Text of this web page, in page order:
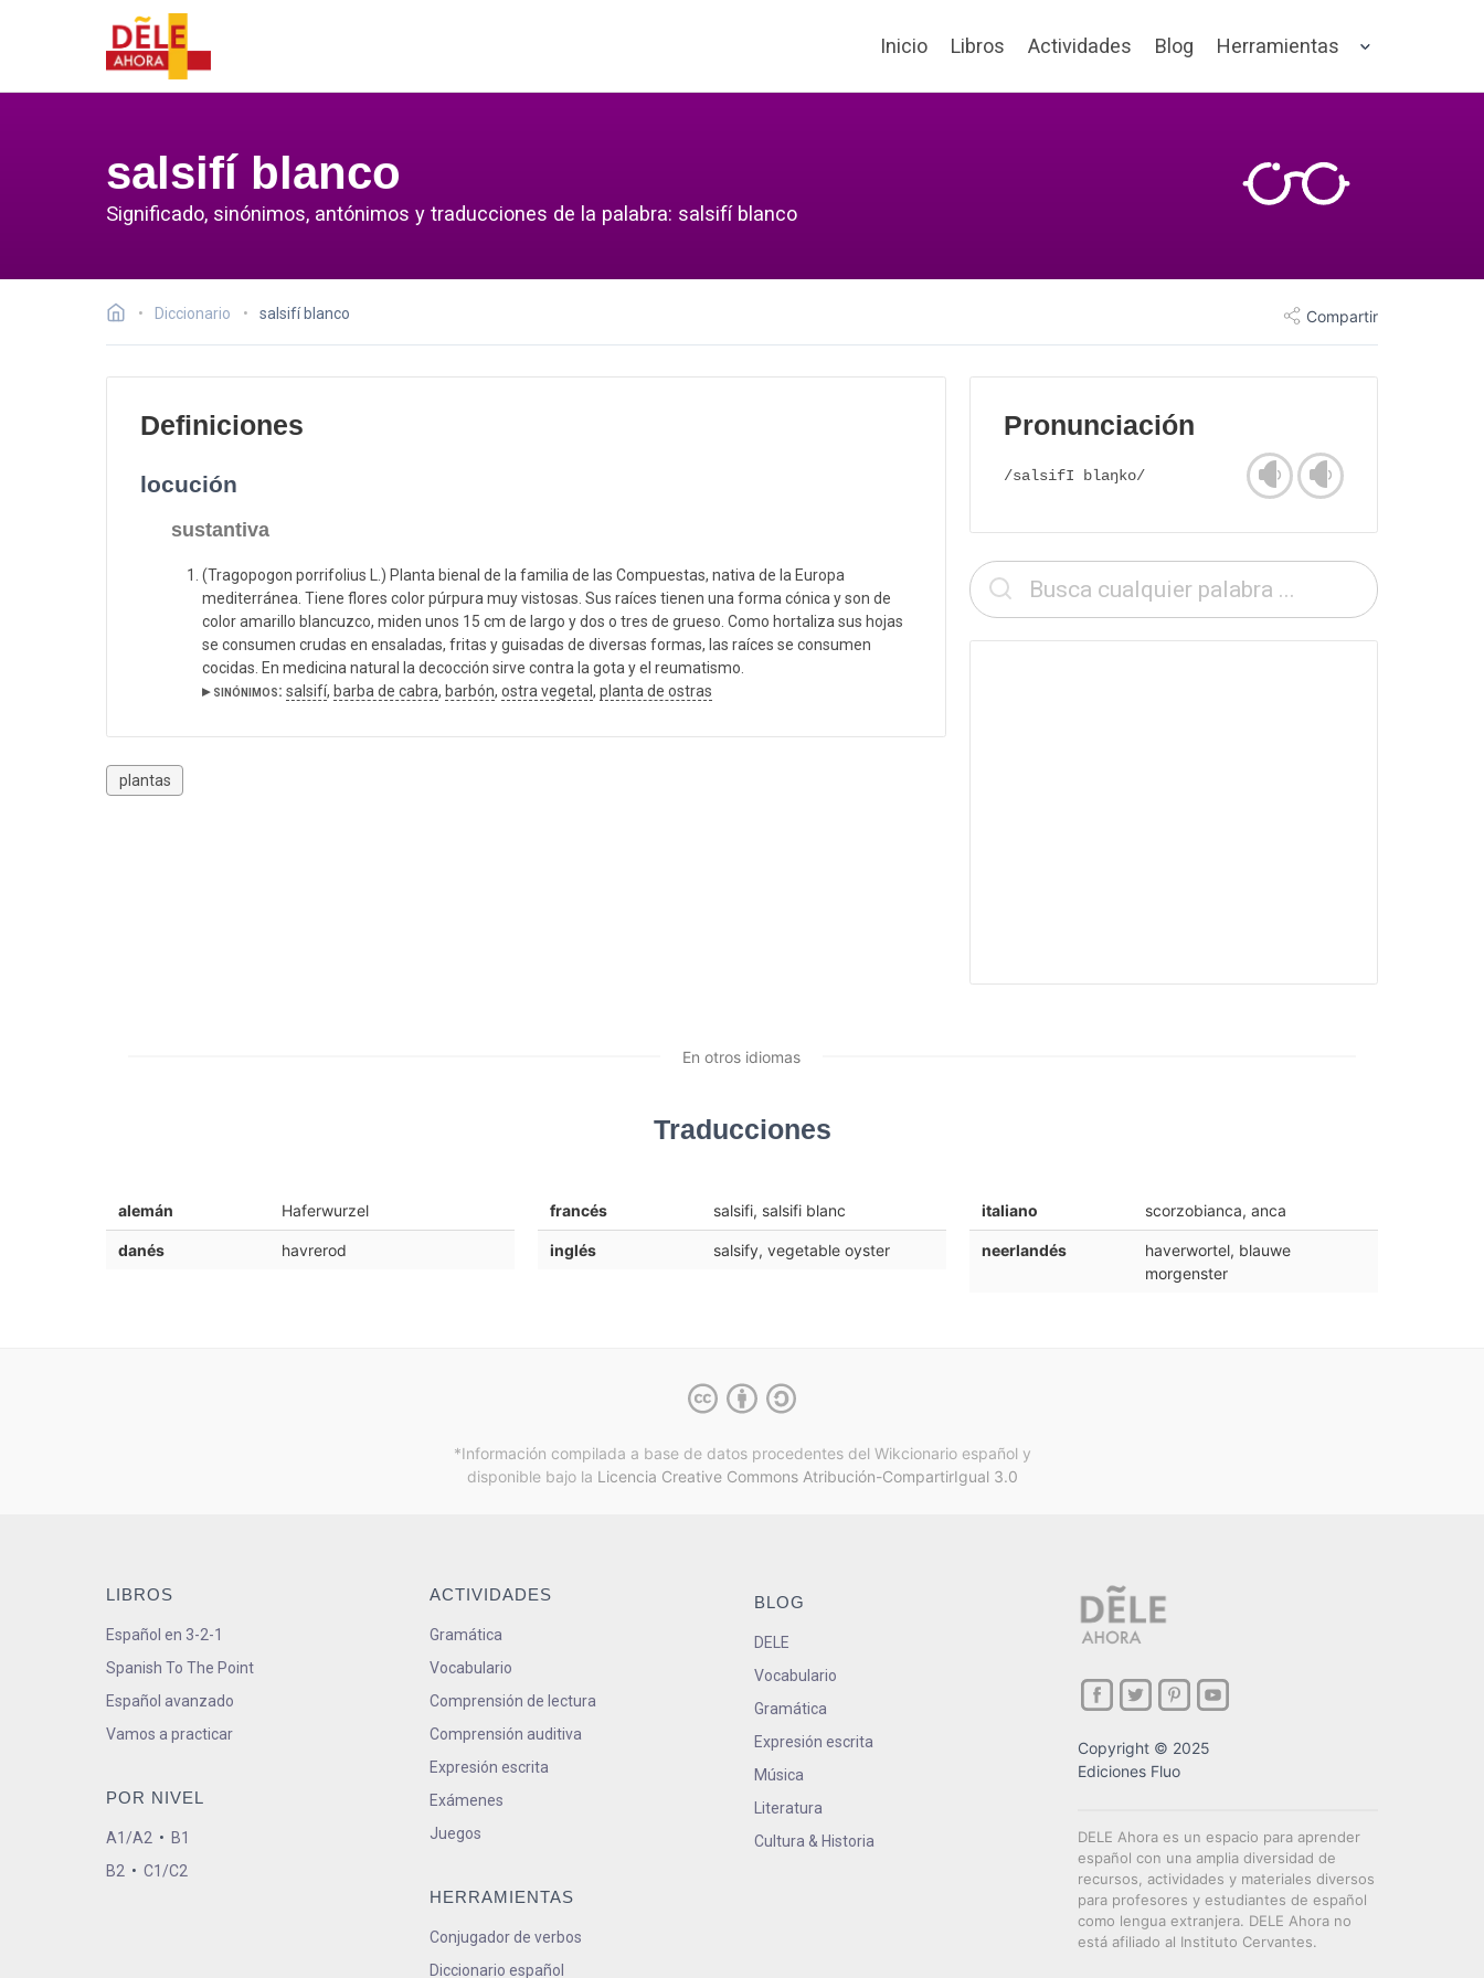
Inicio Libros Actividades Blog Herramientas
salsifí blanco
Significado, sinónimos, antónimos y traducciones de la palabra: salsifí blanco
Diccionario salsifí blanco Compartir
Definiciones
locución
sustantiva
(Tragopogon porrifolius L.) Planta bienal de la familia de las Compuestas, nativa de la Europa
mediterránea. Tiene flores color púrpura muy vistosas. Sus raíces tienen una forma cónica y son de
color amarillo blancuzco, miden unos 15 cm de largo y dos o tres de grueso. Como hortaliza sus hojas
se consumen crudas en ensaladas, fritas y guisadas de diversas formas, las raíces se consumen
cocidas. En medicina natural la decocción sirve contra la gota y el reumatismo.
▸ sinónimos: salsifí, barba de cabra, barbón, ostra vegetal, planta de ostras
plantas
Pronunciación
/salsifI blaŋko/
En otros idiomas
Traducciones
alemán Haferwurzel
danés havrerod
francés salsifi, salsifi blanc
inglés salsify, vegetable oyster
italiano scorzobianca, anca
neerlandés
haverwortel, blauwe
morgenster
*Información compilada a base de datos procedentes del Wikcionario español y
disponible bajo la Licencia Creative Commons Atribución-CompartirIgual 3.0
LIBROS
Español en 3-2-1
Spanish To The Point
Español avanzado
Vamos a practicar
POR NIVEL
A1/A2 • B1
B2 • C1/C2
ACTIVIDADES
Gramática
Vocabulario
Comprensión de lectura
Comprensión auditiva
Expresión escrita
Exámenes
Juegos
HERRAMIENTAS
Conjugador de verbos
Diccionario español
BLOG
DELE
Vocabulario
Gramática
Expresión escrita
Música
Literatura
Cultura & Historia
Copyright © 2025
Ediciones Fluo
DELE Ahora es un espacio para aprender
español con una amplia diversidad de
recursos, actividades y materiales diversos
para profesores y estudiantes de español
como lengua extranjera. DELE Ahora no
está afiliado al Instituto Cervantes.